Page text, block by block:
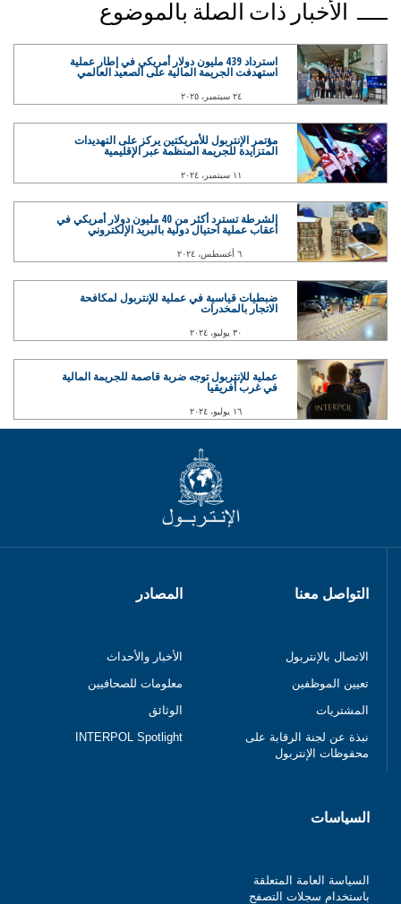
الأخبار ذات الصلة بالموضوع
استرداد 439 مليون دولار أمريكي في إطار عملية
استهدفت الجريمة المالية على الصعيد العالمي
٢٤ سبتمبر، ٢٠٢٥
مؤتمر الإنتربول للأمريكتين يركز على التهديدات
المتزايدة للجريمة المنظمة عبر الإقليمية
١١ سبتمبر، ٢٠٢٤
الشرطة تسترد أكثر من 40 مليون دولار أمريكي في
أعقاب عملية احتيال دولية بالبريد الإلكتروني
٦ أغسطس، ٢٠٢٤
ضبطيات قياسية في عملية للإنتربول لمكافحة
الاتجار بالمخدرات
٣٠ يوليو، ٢٠٢٤
عملية للإنتربول توجه ضربة قاصمة للجريمة المالية
في غرب أفريقيا
١٦ يوليو، ٢٠٢٤
التواصل معنا
الاتصال بالإنتربول
تعيين الموظفين
المشتريات
نبذة عن لجنة الرقابة على
محفوظات الإنتربول
المصادر
الأخبار والأحداث
معلومات للصحافيين
الوثائق
INTERPOL Spotlight
السياسات
السياسة العامة المتعلقة
باستخدام سجلات التصفح